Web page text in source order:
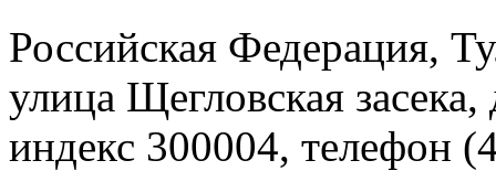
Российская Федерация,
улица Щегловская
индекс 300004, телефон